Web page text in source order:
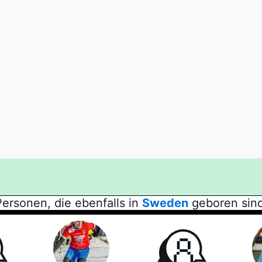
die ebenfalls in Sweden geboren